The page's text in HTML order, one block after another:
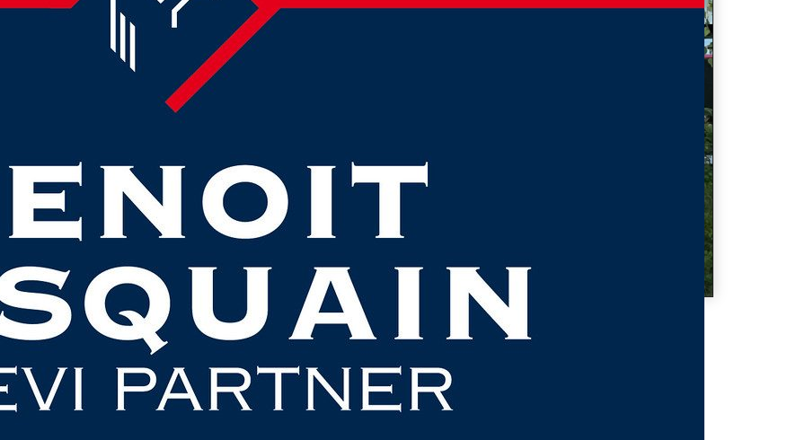
BADA JUSTINE
9 PAQUE JULIE
22/07/2002